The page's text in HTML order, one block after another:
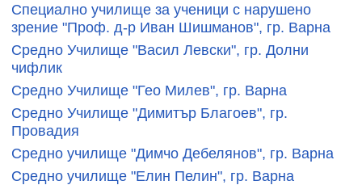
Специално училище за ученици с нарушено
зрение "Проф. д-р Иван Шишманов", гр. Варна
Средно Училище "Васил Левски", гр. Долни
чифлик
Средно Училище "Гео Милев", гр. Варна
Средно Училище "Димитър Благоев", гр.
Провадия
Средно училище "Димчо Дебелянов", гр. Варна
Средно училище "Елин Пелин", гр. Варна